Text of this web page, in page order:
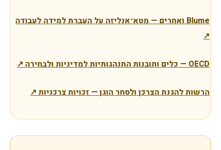
Blume ואחרים — מטא־אנליזה על העברת למידה לעבודה
↗
OECD — כלים ותובנות התנהגותיות למדיניות ולבחירה ↗
הרשות להגנת הצרכן ולסחר הוגן — זכויות צרכניות↗